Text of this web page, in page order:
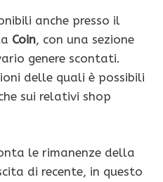
anche presso il
Coin, con una sezione
genere scontati.
delle quali è possibili
sui relativi shop
le rimanenze della
di recente, in questo